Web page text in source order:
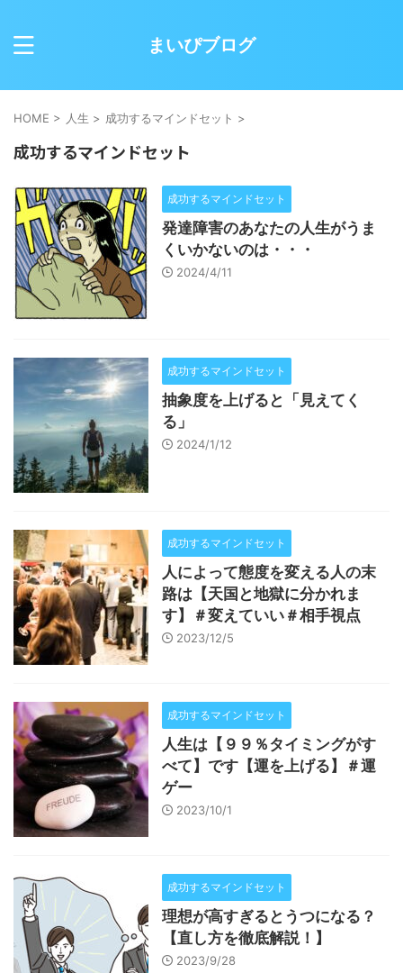
まいぴブログ
HOME > 人生 > 成功するマインドセット >
成功するマインドセット
成功するマインドセット
発達障害のあなたの人生がうま
くいかないのは・・・
2024/4/11
成功するマインドセット
抽象度を上げると「見えてく
る」
2024/1/12
成功するマインドセット
人によって態度を変える人の末
路は【天国と地獄に分かれま
す】＃変えていい＃相手視点
2023/12/5
成功するマインドセット
人生は【９９％タイミングがす
べて】です【運を上げる】＃運
ゲー
2023/10/1
成功するマインドセット
理想が高すぎるとうつになる？
【直し方を徹底解説！】
2023/9/28